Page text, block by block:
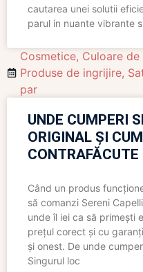
cautarea unei solutii
parul in nuante vibrante
Cosmetice, Culoare de
Produse de ingrijire,
par
UNDE CUMPERI
ORIGINAL ȘI
CONTRAFĂCUTE
Când un produs
să comanzi Sereni
unde îl iei ca să primești
prețul corect și cu
și onest. De unde
Singurul loc